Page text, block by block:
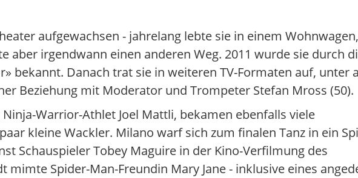
aufgewachsen - jahrelang lebte sie in einem
aber irgendwann einen anderen Weg. 2011 wurde sie durch
bekannt. Danach trat sie in weiteren TV-Formaten auf, unter
Beziehung mit Moderator und Trompeter Stefan Mross (50).
Warrior-Athlet Joel Mattli, bekamen ebenfalls viele
kleine Wackler. Milano warf sich zum finalen Tanz in ein
Schauspieler Tobey Maguire in der Kino-Verfilmung des
Spider-Man-Freundin Mary Jane - inklusive eines